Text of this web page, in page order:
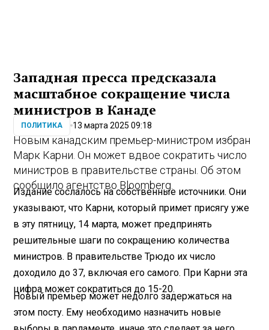
Западная пресса предсказала
масштабное сокращение числа
министров в Канаде
ПОЛИТИКА 13 марта 2025 09:18
Новым канадским премьер-министром избран
Марк Карни. Он может вдвое сократить число
министров в правительстве страны. Об этом
сообщило агентство Bloomberg.
Издание сослалось на собственные источники. Они
указывают, что Карни, который примет присягу уже
в эту пятницу, 14 марта, может предпринять
решительные шаги по сокращению количества
министров. В правительстве Трюдо их число
доходило до 37, включая его самого. При Карни эта
цифра может сократиться до 15-20.
Новый премьер может недолго задержаться на
этом посту. Ему необходимо назначить новые